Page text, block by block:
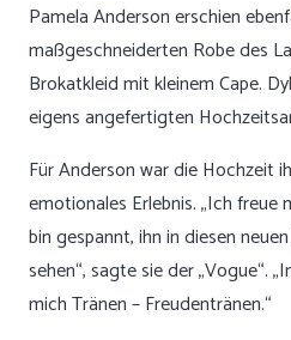
Pamela Anderson erschien
maßgeschneiderten Robe des
Brokatkleid mit kleinem Cape.
eigens angefertigten
Für Anderson war die Hochzeit
emotionales Erlebnis. „Ich freue
bin gespannt, ihn in diesen
sehen“, sagte sie der „Vogue“.
mich Tränen – Freudentränen.“